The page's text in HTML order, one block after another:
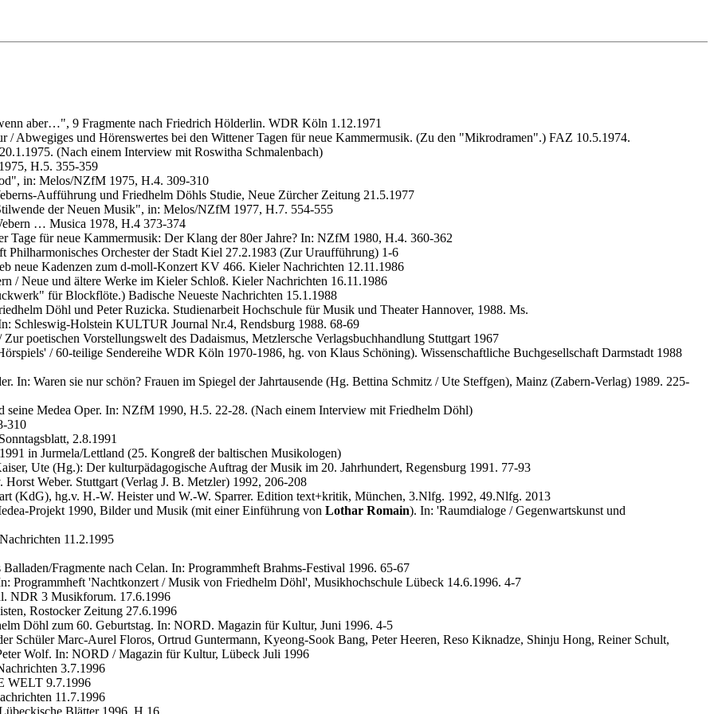
aber…", 9 Fragmente nach Friedrich Hölderlin. WDR Köln 1.12.1971
/ Abwegiges und Hörenswertes bei den Wittener Tagen für neue Kammermusik. (Zu den "Mikrodramen".) FAZ 10.5.1974.
(Nach einem Interview mit Roswitha Schmalenbach)
H.5. 355-359
in: Melos/NZfM 1975, H.4. 309-310
Aufführung und Friedhelm Döhls Studie, Neue Zürcher Zeitung 21.5.1977
der Neuen Musik", in: Melos/NZfM 1977, H.7. 554-555
… Musica 1978, H.4 373-374
Tage für neue Kammermusik: Der Klang der 80er Jahre? In: NZfM 1980, H.4. 360-362
Orchester der Stadt Kiel 27.2.1983 (Zur Uraufführung) 1-6
neue Kadenzen zum d-moll-Konzert KV 466. Kieler Nachrichten 12.11.1986
/ Neue und ältere Werke im Kieler Schloß. Kieler Nachrichten 16.11.1986
für Blockflöte.) Badische Neueste Nachrichten 15.1.1988
Döhl und Peter Ruzicka. Studienarbeit Hochschule für Musik und Theater Hannover, 1988. Ms.
Schleswig-Holstein KULTUR Journal Nr.4, Rendsburg 1988. 68-69
poetischen Vorstellungswelt des Dadaismus, Metzlersche Verlagsbuchhandlung Stuttgart 1967
/ 60-teilige Sendereihe WDR Köln 1970-1986, hg. von Klaus Schöning). Wissenschaftliche Buchgesellschaft Darmstadt 1988
In: Waren sie nur schön? Frauen im Spiegel der Jahrtausende (Hg. Bettina Schmitz / Ute Steffgen), Mainz (Zabern-Verlag) 1989. 225-
Medea Oper. In: NZfM 1990, H.5. 22-28. (Nach einem Interview mit Friedhelm Döhl)
310
2.8.1991
in Jurmela/Lettland (25. Kongreß der baltischen Musikologen)
Ute (Hg.): Der kulturpädagogische Auftrag der Musik im 20. Jahrhundert, Regensburg 1991. 77-93
Weber. Stuttgart (Verlag J. B. Metzler) 1992, 206-208
(KdG), hg.v. H.-W. Heister und W.-W. Sparrer. Edition text+kritik, München, 3.Nlfg. 1992, 49.Nlfg. 2013
Projekt 1990, Bilder und Musik (mit einer Einführung von Lothar Romain). In: 'Raumdialoge / Gegenwartskunst und
11.2.1995
Fragmente nach Celan. In: Programmheft Brahms-Festival 1996. 65-67
Programmheft 'Nachtkonzert / Musik von Friedhelm Döhl', Musikhochschule Lübeck 14.6.1996. 4-7
NDR 3 Musikforum. 17.6.1996
Rostocker Zeitung 27.6.1996
Döhl zum 60. Geburtstag. In: NORD. Magazin für Kultur, Juni 1996. 4-5
Schüler Marc-Aurel Floros, Ortrud Guntermann, Kyeong-Sook Bang, Peter Heeren, Reso Kiknadze, Shinju Hong, Reiner Schult,
Wolf. In: NORD / Magazin für Kultur, Lübeck Juli 1996
3.7.1996
WELT 9.7.1996
11.7.1996
Blätter 1996, H.16